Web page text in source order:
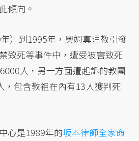
傾向。
）到1995年，奧姆真理教引發
致死等事件中，遭受被害致死
人，另一方面遭起訴的教團
，包含教祖在內有13人獲判死
心是1989年的坂本律師全家命